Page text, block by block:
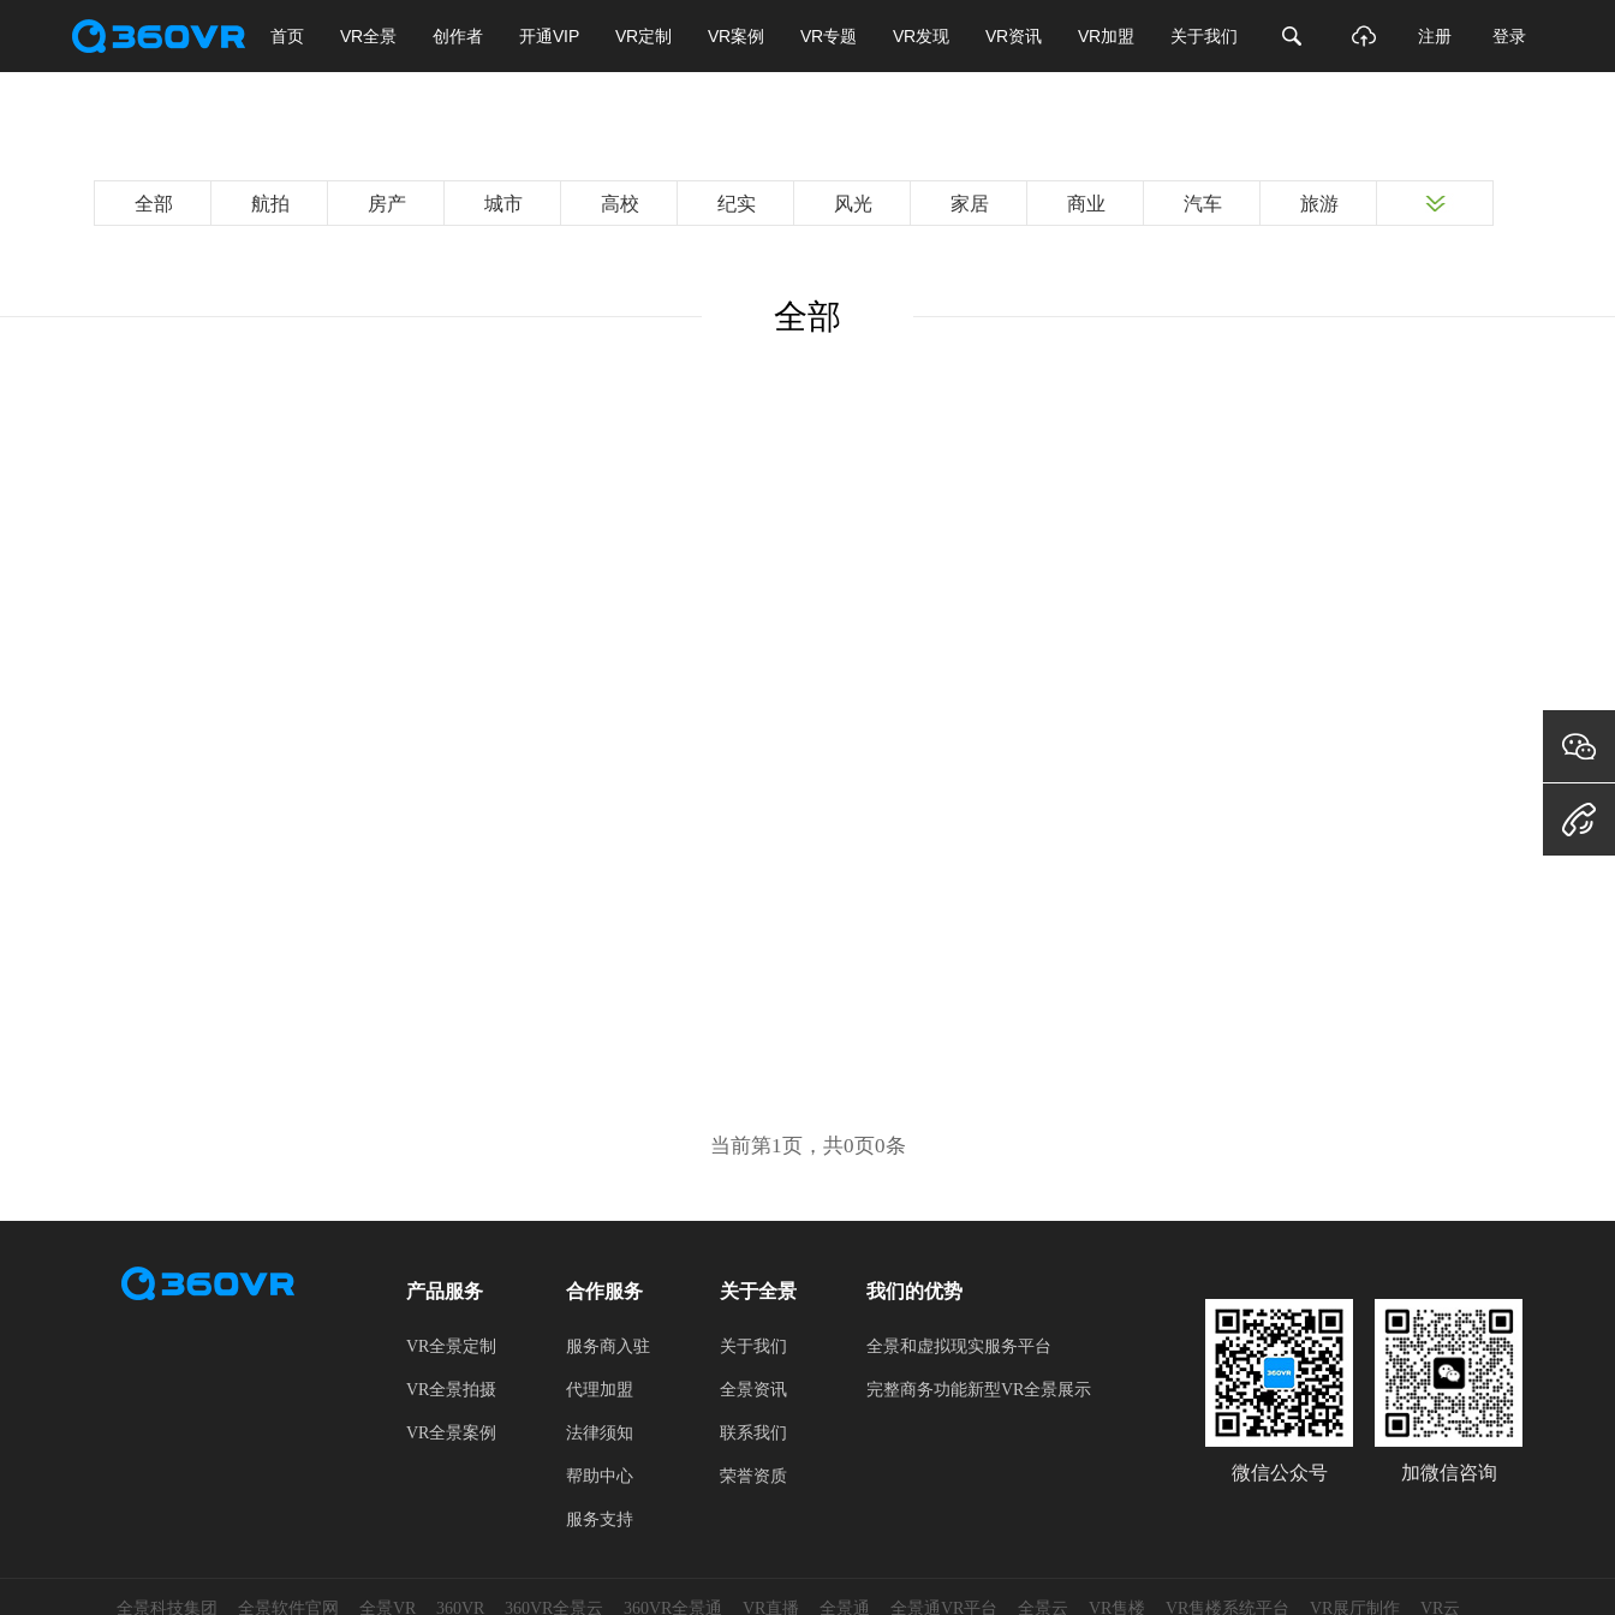
首页 VR全景 创作者 开通VIP VR定制 VR案例 VR专题 VR发现 VR资讯 VR加盟 关于我们 注册 登录
全部 航拍 房产 城市 高校 纪实 风光 家居 商业 汽车 旅游
全部
当前第1页，共0页0条
产品服务
VR全景定制
VR全景拍摄
VR全景案例
合作服务
服务商入驻
代理加盟
法律须知
帮助中心
服务支持
关于全景
关于我们
全景资讯
联系我们
荣誉资质
我们的优势
全景和虚拟现实服务平台
完整商务功能新型VR全景展示
微信公众号 加微信咨询
全景科技集团 全景软件官网 全景VR 360VR 360VR全景云 360VR全景通 VR直播 全景通 全景通VR平台 全景云 VR售楼 VR售楼系统平台 VR展厅制作 VR云